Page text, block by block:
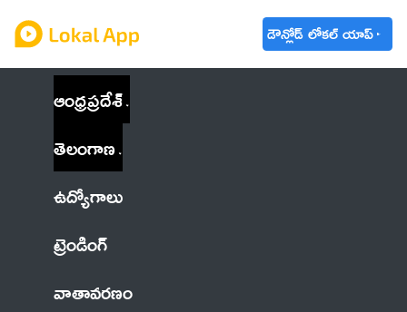
డౌన్లోడ్ లోకల్ యాప్
ఆంధ్రప్రదేశ్
తెలంగాణ
ఉద్యోగాలు
ట్రెండింగ్
వాతావరణం